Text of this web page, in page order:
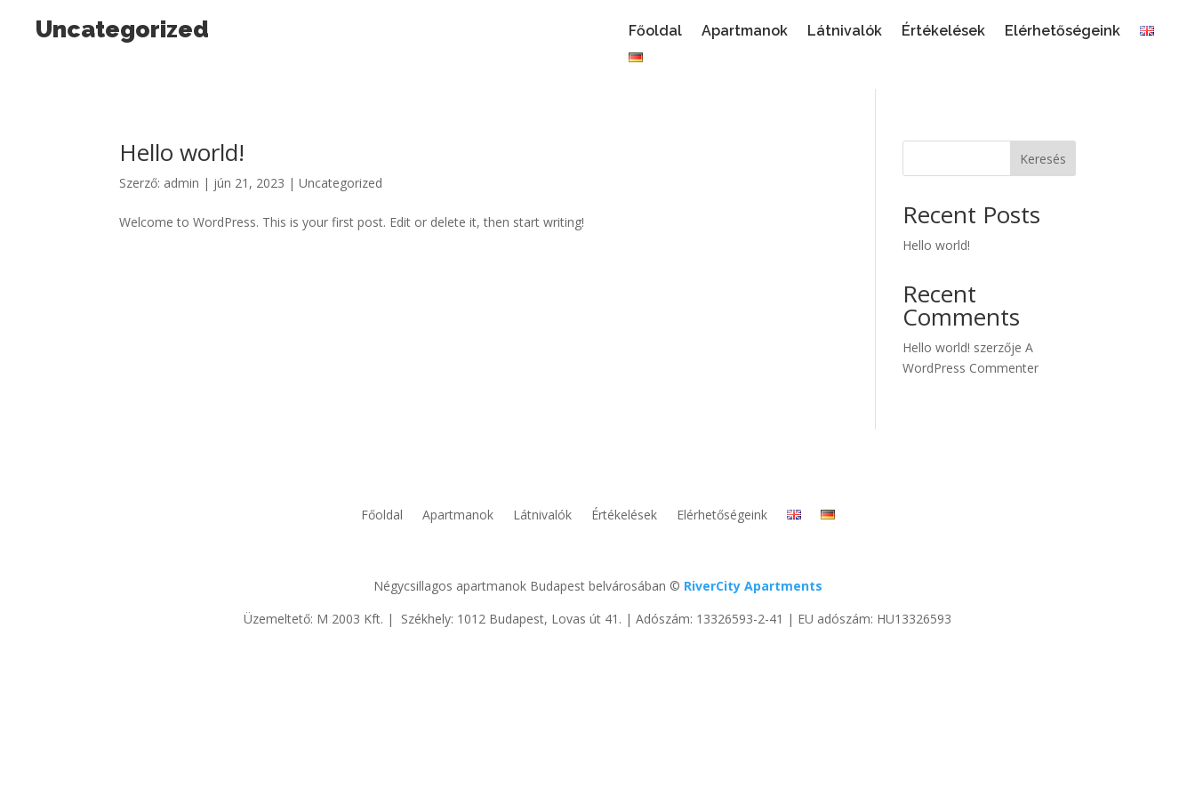
Uncategorized Főoldal Apartmanok Látnivalók Értékelések Elérhetőségeink
Hello world!
Szerző: admin | jún 21, 2023 |Uncategorized
Welcome to WordPress. This is your first post. Edit or delete it, then start writing!
Keresés
Recent Posts
Hello world!
Recent
Comments
Hello world! szerzőjeA
WordPress Commenter
Főoldal Apartmanok Látnivalók Értékelések Elérhetőségeink
Négycsillagos apartmanok Budapest belvárosában © RiverCity Apartments
Üzemeltető: M 2003 Kft. | Székhely: 1012 Budapest, Lovas út 41. | Adószám: 13326593-2-41 | EU adószám: HU13326593